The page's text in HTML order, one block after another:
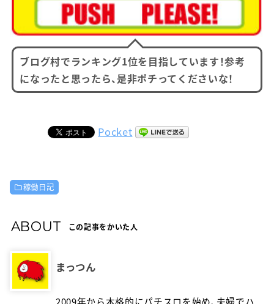
ブログ村でランキング1位を目指しています！参考
になったと思ったら、是非ポチってくださいな！
Pocket
稼働日記
ABOUT この記事をかいた人
まっつん
2009年から本格的にパチスロを始め、夫婦でハ